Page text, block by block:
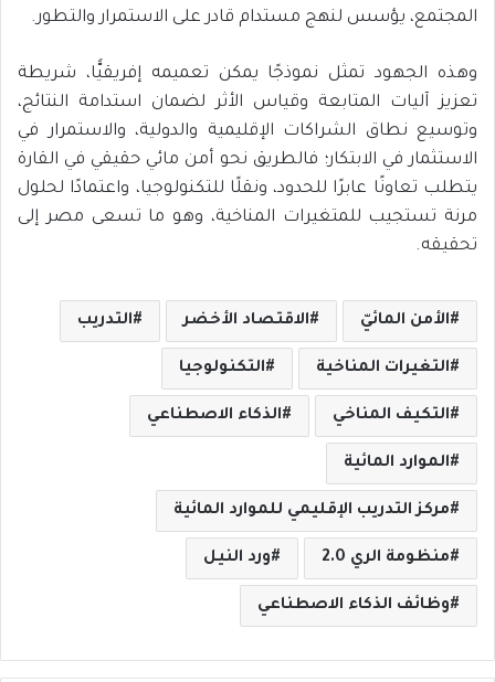
المجتمع، يؤسس لنهج مستدام قادر على الاستمرار والتطور.
وهذه الجهود تمثل نموذجًا يمكن تعميمه إفريقيًّا، شريطة
تعزيز آليات المتابعة وقياس الأثر لضمان استدامة النتائج،
وتوسيع نطاق الشراكات الإقليمية والدولية، والاستمرار في
الاستثمار في الابتكار؛ فالطريق نحو أمن مائي حقيقي في القارة
يتطلب تعاونًا عابرًا للحدود، ونقلًا للتكنولوجيا، واعتمادًا لحلول
مرنة تستجيب للمتغيرات المناخية، وهو ما تسعى مصر إلى
تحقيقه.
الأمن المائيّ الاقتصاد الأخضر التدريب
التغيرات المناخية التكنولوجيا
التكيف المناخي الذكاء الاصطناعي
الموارد المائية
مركز التدريب الإقليمي للموارد المائية
منظومة الري 2.0 ورد النيل
وظائف الذكاء الاصطناعي